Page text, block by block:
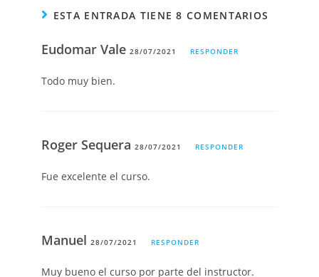
ESTA ENTRADA TIENE 8 COMENTARIOS
Eudomar Vale28/07/2021 RESPONDER
Todo muy bien.
Roger Sequera28/07/2021 RESPONDER
Fue excelente el curso.
Manuel28/07/2021 RESPONDER
Muy bueno el curso por parte del instructor.